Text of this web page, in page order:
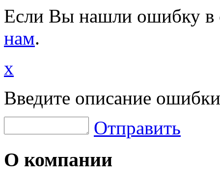
Если Вы нашли ошибку в
нам.
x
Введите описание
Отправить
О компании